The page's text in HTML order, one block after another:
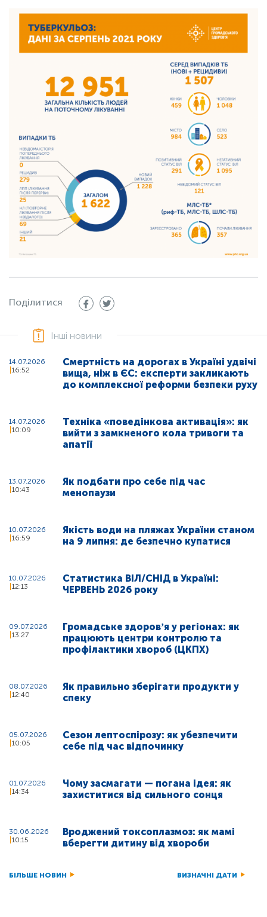
Поділитися
Інші новини
14.07.2026
16:52
Смертність на дорогах в Україні удвічі
вища, ніж в ЄС: експерти закликають
до комплексної реформи безпеки руху
14.07.2026
10:09
Техніка «поведінкова активація»: як
вийти з замкненого кола тривоги та
апатії
13.07.2026
10:43
Як подбати про себе під час
менопаузи
10.07.2026
16:59
Якість води на пляжах України станом
на 9 липня: де безпечно купатися
10.07.2026
12:13
Статистика ВІЛ/СНІД в Україні:
ЧЕРВЕНЬ 2026 року
09.07.2026
13:27
Громадське здоровʼя у регіонах: як
працюють центри контролю та
профілактики хвороб (ЦКПХ)
08.07.2026
12:40
Як правильно зберігати продукти у
спеку
05.07.2026
10:05
Сезон лептоспірозу: як убезпечити
себе під час відпочинку
01.07.2026
14:34
Чому засмагати — погана ідея: як
захиститися від сильного сонця
30.06.2026
10:15
Вроджений токсоплазмоз: як мамі
вберегти дитину від хвороби
БІЛЬШЕ НОВИН ВИЗНАЧНІ ДАТИ